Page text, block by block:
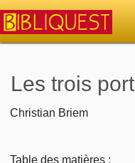
Les trois
Christian Briem
Table des matières :